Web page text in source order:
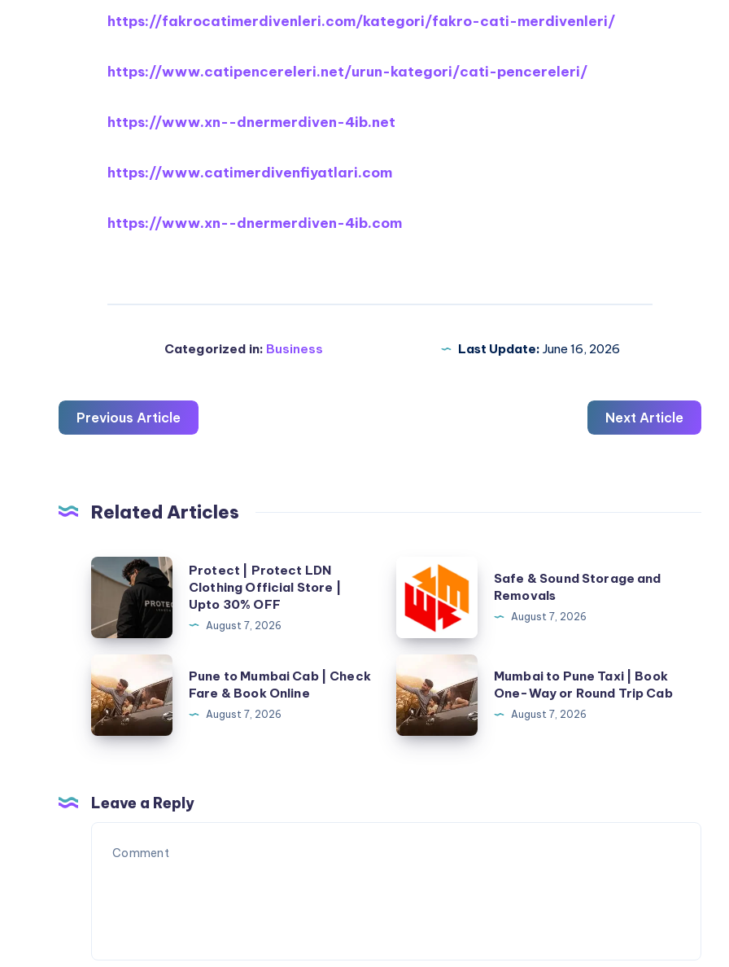
https://fakrocatimerdivenleri.com/kategori/fakro-cati-merdivenleri/
https://www.catipencereleri.net/urun-kategori/cati-pencereleri/
https://www.xn--dnermerdiven-4ib.net
https://www.catimerdivenfiyatlari.com
https://www.xn--dnermerdiven-4ib.com
Categorized in: Business Last Update: June 16, 2026
Previous Article Next Article
Related Articles
Protect
Protect
LDN
Official
Store
|
OFF
Protect | Protect LDN
Clothing Official Store |
Upto 30% OFF
August 7, 2026
Safe
Sound
Storage
Removals
Safe & Sound Storage and
Removals
August 7, 2026
to
Mumbai
Cab
Fare
&
Book
Pune to Mumbai Cab | Check
Fare & Book Online
August 7, 2026
to
Pune
Taxi
Way
Mumbai to Pune Taxi | Book
One-Way or Round Trip Cab
August 7, 2026
Leave a Reply